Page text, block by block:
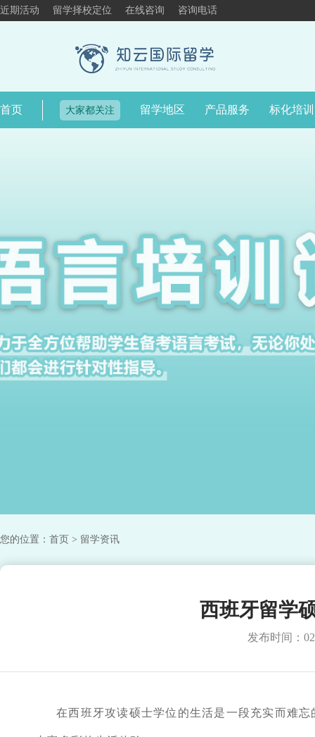
近期活动 留学择校定位 在线咨询 咨询电话
首页 大家都关注 留学地区 产品服务 标化培训
您的位置： 首页 > 留学资讯
西班牙留学
发布时间：
在西班牙攻读硕士学位的生活是一段充实而难